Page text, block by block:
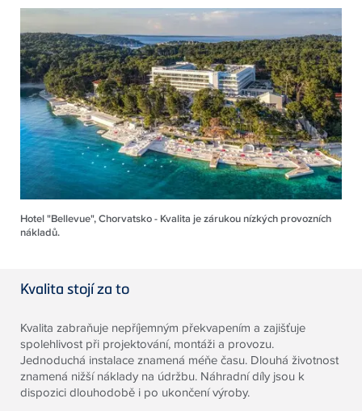
Hotel "Bellevue", Chorvatsko - Kvalita je zárukou nízkých provozních
nákladů.
Kvalita stojí za to
Kvalita zabraňuje nepříjemným překvapením a zajišťuje
spolehlivost při projektování, montáži a provozu.
Jednoduchá instalace znamená méňe času. Dlouhá životnost
znamená nižší náklady na údržbu. Náhradní díly jsou k
dispozici dlouhodobě i po ukončení výroby.